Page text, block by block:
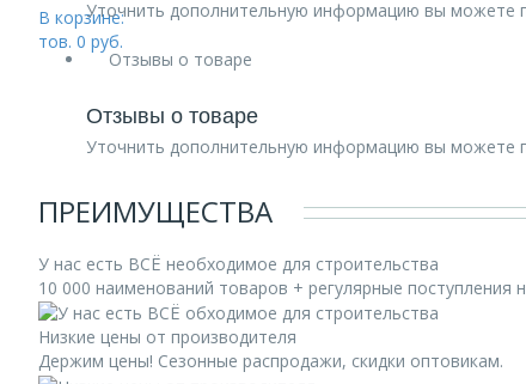
В корзине:
тов. 0 руб.
Уточнить дополнительную информацию вы можете
Отзывы о товаре
Отзывы о товаре
Уточнить дополнительную информацию вы можете
ПРЕИМУЩЕСТВА
У нас есть ВСЁ необходимое для строительства
10 000 наименований товаров + регулярные поступления
Низкие цены от производителя
Держим цены! Сезонные распродажи, скидки оптовикам.